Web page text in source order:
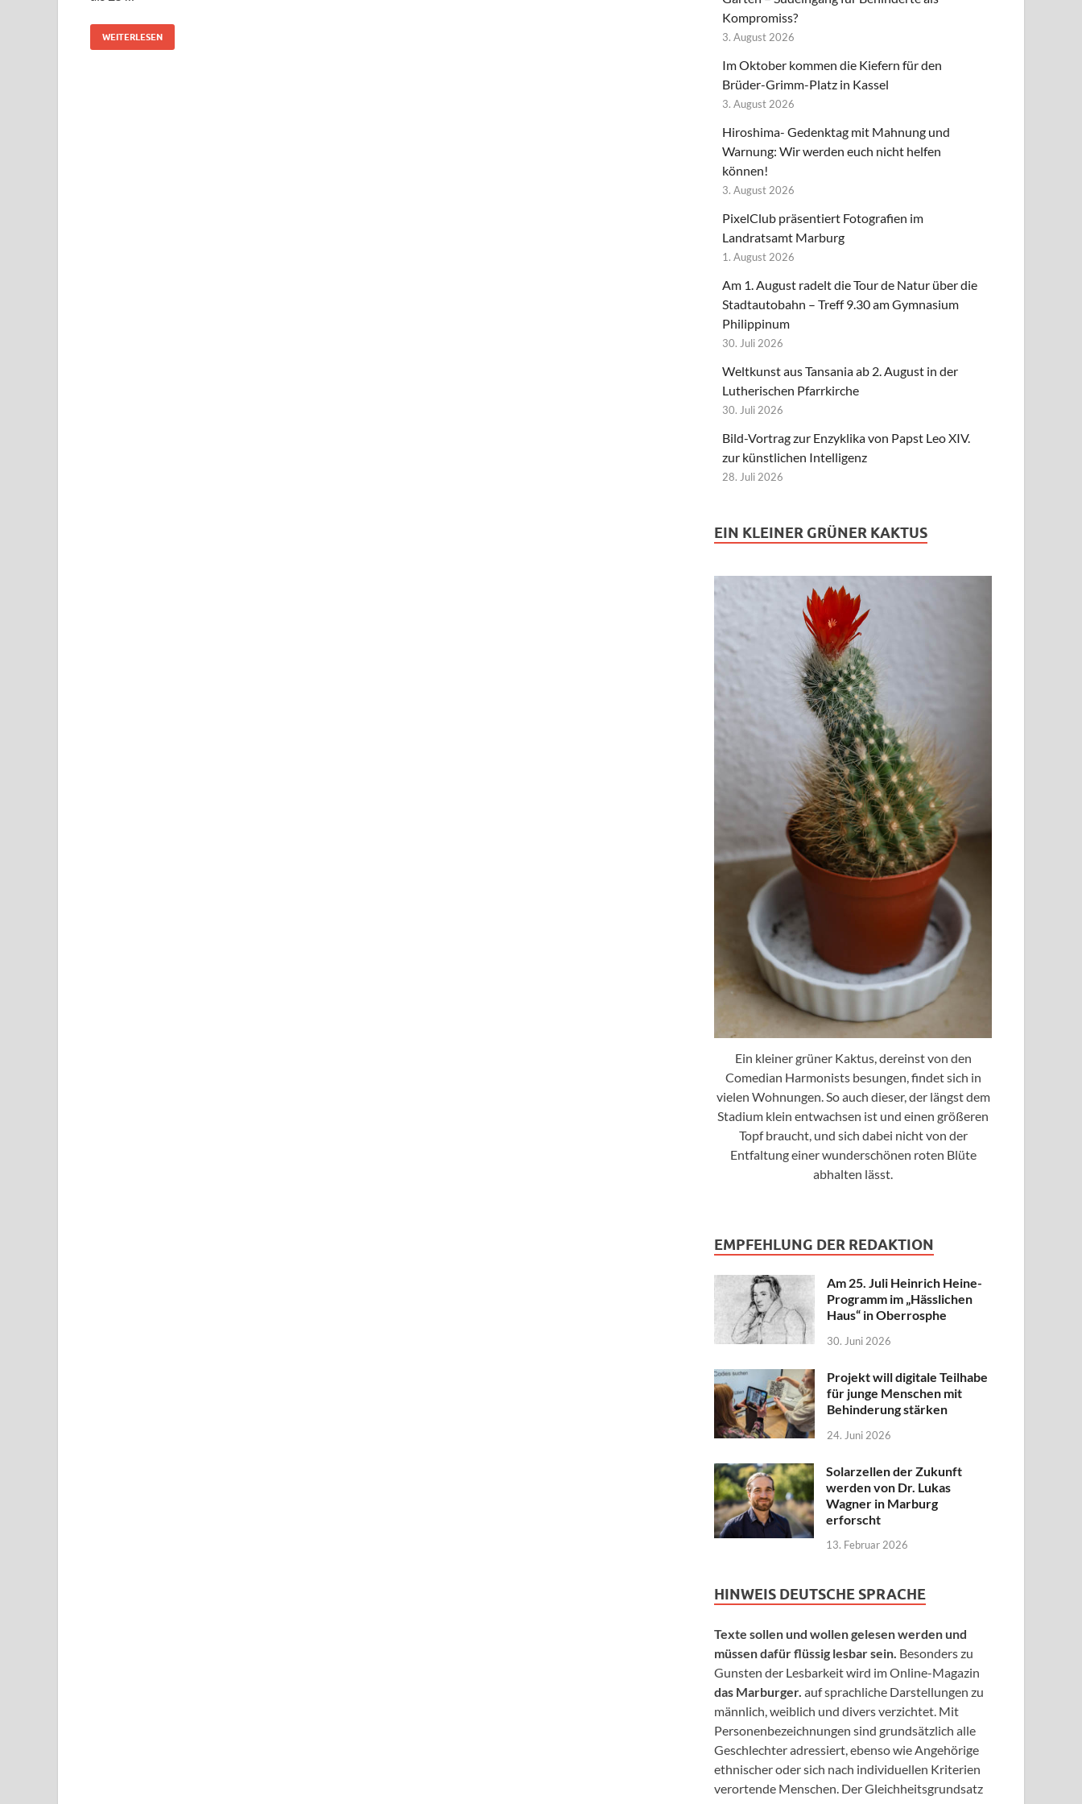
WEITERLESEN
Kompromiss?
3. August 2026
Im Oktober kommen die Kiefern für den
Brüder-Grimm-Platz in Kassel
3. August 2026
Hiroshima- Gedenktag mit Mahnung und
Warnung: Wir werden euch nicht helfen
können!
3. August 2026
PixelClub präsentiert Fotografien im
Landratsamt Marburg
1. August 2026
Am 1. August radelt die Tour de Natur über die
Stadtautobahn – Treff 9.30 am Gymnasium
Philippinum
30. Juli 2026
Weltkunst aus Tansania ab 2. August in der
Lutherischen Pfarrkirche
30. Juli 2026
Bild-Vortrag zur Enzyklika von Papst Leo XIV.
zur künstlichen Intelligenz
28. Juli 2026
EIN KLEINER GRÜNER KAKTUS
Ein kleiner grüner Kaktus, dereinst von den
Comedian Harmonists besungen, findet sich in
vielen Wohnungen. So auch dieser, der längst dem
Stadium klein entwachsen ist und einen größeren
Topf braucht, und sich dabei nicht von der
Entfaltung einer wunderschönen roten Blüte
abhalten lässt.
EMPFEHLUNG DER REDAKTION
Am 25. Juli Heinrich Heine-
Programm im „Hässlichen
Haus“ in Oberrosphe
30. Juni 2026
Projekt will digitale Teilhabe
für junge Menschen mit
Behinderung stärken
24. Juni 2026
Solarzellen der Zukunft
werden von Dr. Lukas
Wagner in Marburg
erforscht
13. Februar 2026
HINWEIS DEUTSCHE SPRACHE
Texte sollen und wollen gelesen werden und
müssen dafür flüssig lesbar sein. Besonders zu
Gunsten der Lesbarkeit wird im Online-Magazin
das Marburger. auf sprachliche Darstellungen zu
männlich, weiblich und divers verzichtet. Mit
Personenbezeichnungen sind grundsätzlich alle
Geschlechter adressiert, ebenso wie Angehörige
ethnischer oder sich nach individuellen Kriterien
verortende Menschen. Der Gleichheitsgrundsatz